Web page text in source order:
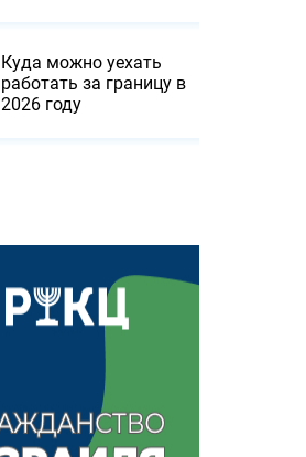
Куда можно уехать
работать за границу в
2026 году